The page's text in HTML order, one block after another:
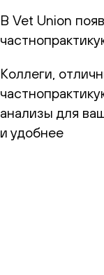
В Vet Union
Коллеги,
анализы для
и удобнее